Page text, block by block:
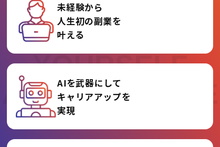
REINVENT
YOURSELF
AT AI COLLEGE
未経験から
人生初の副業を
叶える
AIを武器にして
キャリアアップを
実現